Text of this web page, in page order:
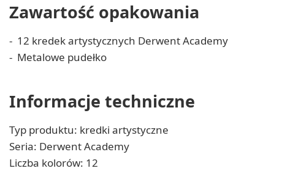
Zawartość opakowania
12 kredek artystycznych Derwent Academy
Metalowe pudełko
Informacje techniczne
Typ produktu: kredki artystyczne
Seria: Derwent Academy
Liczba kolorów: 12